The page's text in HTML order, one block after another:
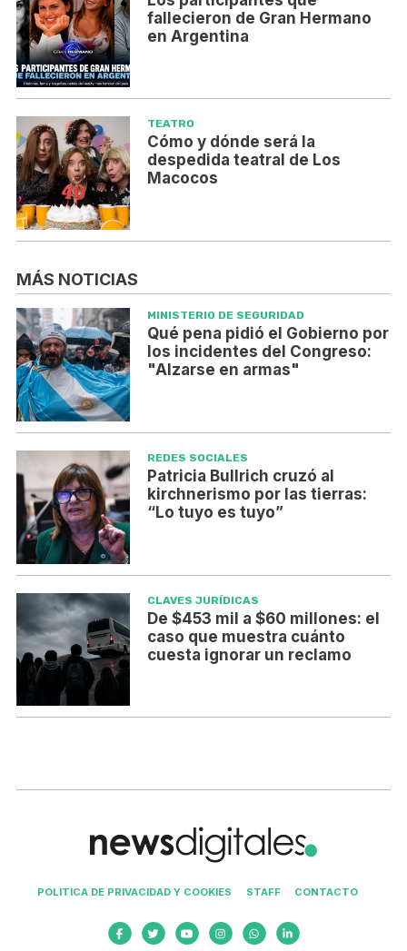
fallecieron de Gran Hermano
en Argentina
TEATRO
Cómo y dónde será la
despedida teatral de Los
Macocos
MÁS NOTICIAS
MINISTERIO DE SEGURIDAD
Qué pena pidió el Gobierno por
los incidentes del Congreso:
"Alzarse en armas"
REDES SOCIALES
Patricia Bullrich cruzó al
kirchnerismo por las tierras:
“Lo tuyo es tuyo”
CLAVES JURÍDICAS
De $453 mil a $60 millones: el
caso que muestra cuánto
cuesta ignorar un reclamo
POLITICA DE PRIVACIDAD Y COOKIES STAFF CONTACTO